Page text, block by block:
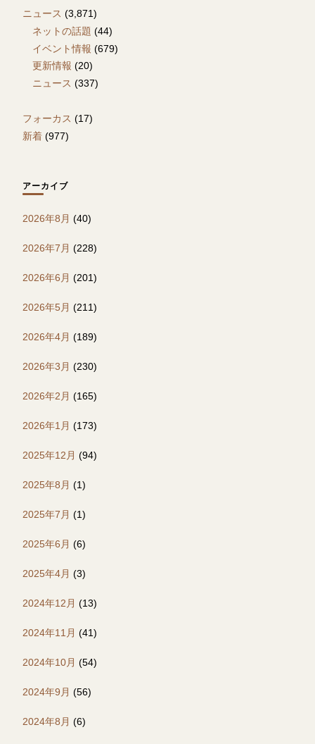
ニュース (3,871)
ネットの話題 (44)
イベント情報 (679)
更新情報 (20)
ニュース (337)
フォーカス (17)
新着 (977)
アーカイブ
2026年8月 (40)
2026年7月 (228)
2026年6月 (201)
2026年5月 (211)
2026年4月 (189)
2026年3月 (230)
2026年2月 (165)
2026年1月 (173)
2025年12月 (94)
2025年8月 (1)
2025年7月 (1)
2025年6月 (6)
2025年4月 (3)
2024年12月 (13)
2024年11月 (41)
2024年10月 (54)
2024年9月 (56)
2024年8月 (6)